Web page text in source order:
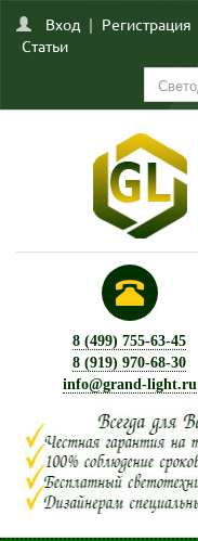
Вход | Регистрация
Статьи
8 (499) 755-63-45
8 (919) 970-68-30
info@grand-light.ru